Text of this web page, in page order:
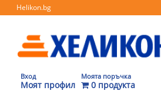
Helikon.bg
Вход
Моят профил
Моята поръчка
0 продукта